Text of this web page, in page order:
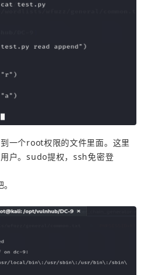
一个root权限的文件里面。这里
户。sudo提权，ssh免密登